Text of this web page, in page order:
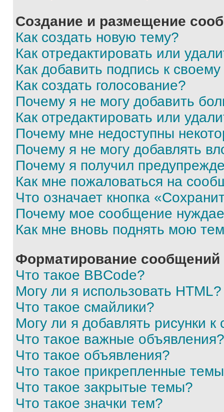
Создание и размещение
Как создать новую тему?
Как отредактировать или
Как добавить подпись к
Как создать голосование?
Почему я не могу добавить
Как отредактировать или
Почему мне недоступны
Почему я не могу добавлять
Почему я получил
Как мне пожаловаться на
Что означает кнопка
Почему мое сообщение
Как мне вновь поднять мою
Форматирование
Что такое BBCode?
Могу ли я использовать HTML?
Что такое смайлики?
Могу ли я добавлять рисунки
Что такое важные объявления?
Что такое объявления?
Что такое прикрепленные
Что такое закрытые темы?
Что такое значки тем?